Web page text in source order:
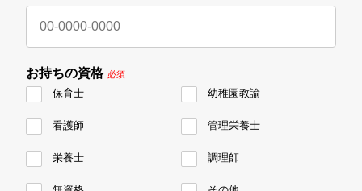
お持ちの資格 必須
保育士 幼稚園教諭
看護師 管理栄養士
栄養士 調理師